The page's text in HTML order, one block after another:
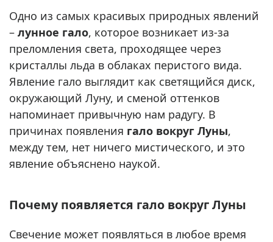
Одно из самых красивых природных явлений
– лунное гало, которое возникает из-за
преломления света, проходящее через
кристаллы льда в облаках перистого вида.
Явление гало выглядит как светящийся диск,
окружающий Луну, и сменой оттенков
напоминает привычную нам радугу. В
причинах появления гало вокруг Луны,
между тем, нет ничего мистического, и это
явление объяснено наукой.
Почему появляется гало вокруг Луны
Свечение может появляться в любое время